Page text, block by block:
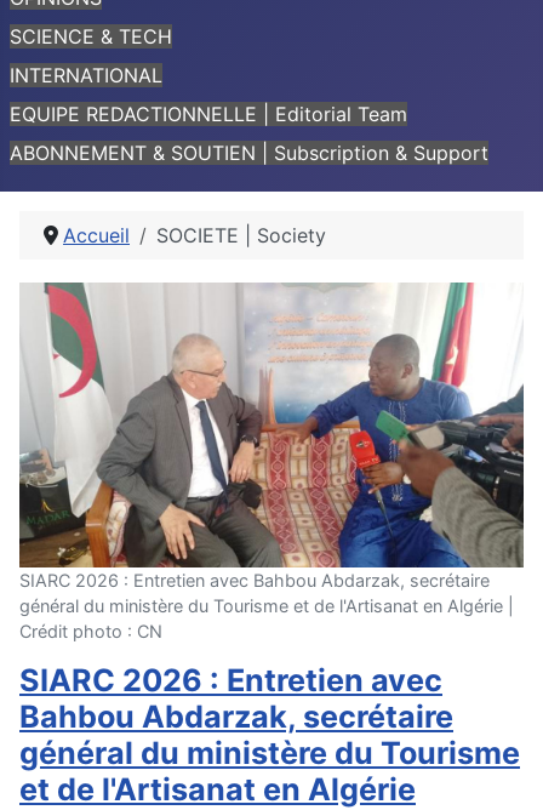
SCIENCE & TECH
INTERNATIONAL
EQUIPE REDACTIONNELLE | Editorial Team
ABONNEMENT & SOUTIEN | Subscription & Support
Accueil SOCIETE | Society
SIARC 2026 : Entretien avec Bahbou Abdarzak, secrétaire
général du ministère du Tourisme et de l'Artisanat en Algérie |
Crédit photo : CN
SIARC 2026 : Entretien avec
Bahbou Abdarzak, secrétaire
général du ministère du Tourisme
et de l'Artisanat en Algérie